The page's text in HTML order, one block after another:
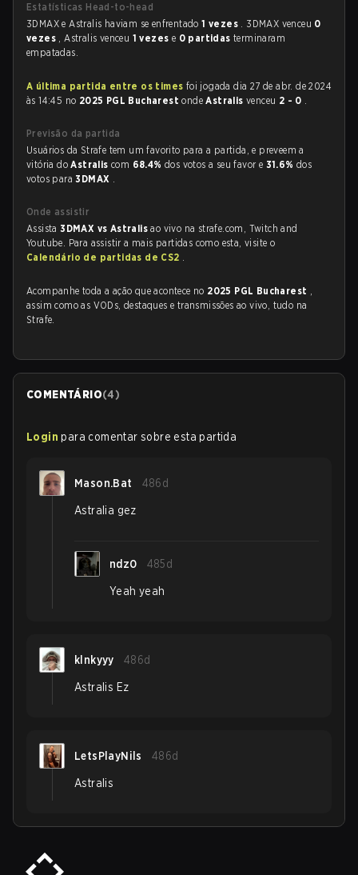
Estatísticas Head-to-head
3DMAX e Astralis haviam se enfrentado1 vezes . 3DMAX venceu 0
vezes , Astralis venceu 1 vezes e 0 partidasterminaram
empatadas.
A última partida entre os times foi jogada dia 27 de abr. de 2024
às 14:45 no 2025 PGL BucharestondeAstralisvenceu 2 - 0 .
Previsão da partida
Usuários da Strafe tem um favorito para a partida, e preveem a
vitória doAstraliscom 68.4%dos votos a seu favor e 31.6%dos
votos para3DMAX .
Onde assistir
Assista3DMAX vs Astralisao vivo na strafe.com, Twitch and
Youtube. Para assistir a mais partidas como esta, visite o
Calendário de partidas de CS2 .
Acompanhe toda a ação que acontece no 2025 PGL Bucharest ,
assim como as VODs, destaques e transmissões ao vivo, tudo na
Strafe.
COMENTÁRIO(4)
Login para comentar sobre esta partida
Mason.Bat 486d
Astralia gez
ndz0 485d
Yeah yeah
klnkyyy 486d
Astralis Ez
LetsPlayNils 486d
Astralis